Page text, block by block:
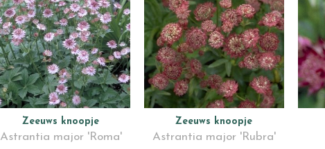
Zeeuws knoopje
Astrantia major 'Roma'
Zeeuws knoopje
Astrantia major 'Rubra'